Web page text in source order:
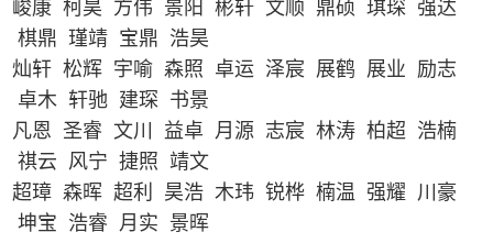
峻康 柯昊 方伟 景阳 彬轩 文顺 鼎硕 琪琛 强达
棋鼎 瑾靖 宝鼎 浩昊
灿轩 松辉 宇喻 森照 卓运 泽宸 展鹤 展业 励志
卓木 轩驰 建琛 书景
凡恩 圣睿 文川 益卓 月源 志宸 林涛 柏超 浩楠
祺云 风宁 捷照 靖文
超璋 森晖 超利 昊浩 木玮 锐桦 楠温 强耀 川豪
坤宝 浩睿 月实 景晖